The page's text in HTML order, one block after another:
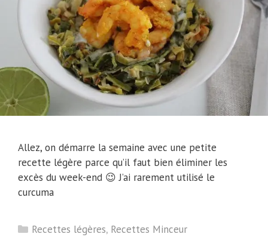
Allez, on démarre la semaine avec une petite
recette légère parce qu’il faut bien éliminer les
excès du week-end 😉 J’ai rarement utilisé le
curcuma
Catégories
Recettes légères, Recettes Minceur